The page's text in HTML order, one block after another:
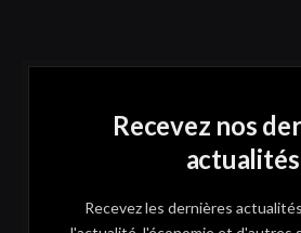
Recevez nos
actualités
Recevez les dernières